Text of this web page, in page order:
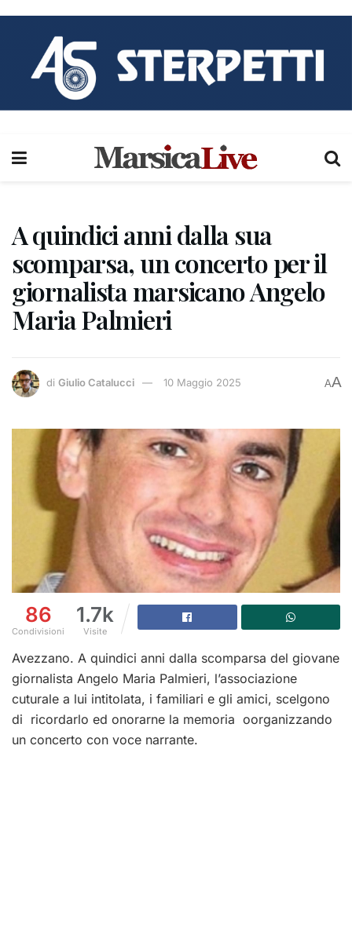
A quindici anni dalla sua
scomparsa, un concerto per il
giornalista marsicano Angelo
Maria Palmieri
di Giulio Catalucci 10 Maggio 2025 AA
86
Condivisioni
1.7k
Visite
Avezzano. A quindici anni dalla scomparsa del giovane
giornalista Angelo Maria Palmieri, l’associazione
cuturale a lui intitolata, i familiari e gli amici, scelgono
di ricordarlo ed onorarne la memoria oorganizzando
un concerto con voce narrante.